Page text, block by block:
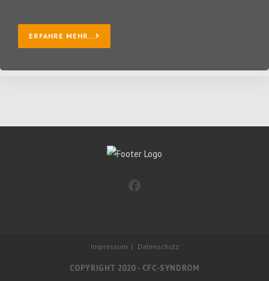
ERFAHRE MEHR...
Impressum Datenschutz
COPYRIGHT 2020 - CFC-SYNDROM